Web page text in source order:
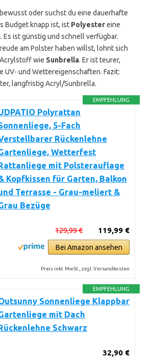
oder suchst du eine dauerhafte
Budget knapp ist, ist Polyestereine
Es ist günstig und schnell verfügbar.
am Polster haben willst, lohnt sich
wie Sunbrella. Er ist teurer,
UV- und Wettereigenschaften. Fazit:
langfristig Acryl/Sunbrella.
EMPFEHLUNG
Polyrattan
5-Fach
Rückenlehne
Wetterfest
mit Polsterauflage
Kopfkissen für Garten, Balkon
Terrasse - Grau-meliert &
Bezüge
119,99 €
129,99 €
Bei Amazon ansehen
Preis inkl. MwSt., zzgl. Versandkosten
EMPFEHLUNG
Sonnenliege Klappbar
mit Dach
Schwarz
32,90 €